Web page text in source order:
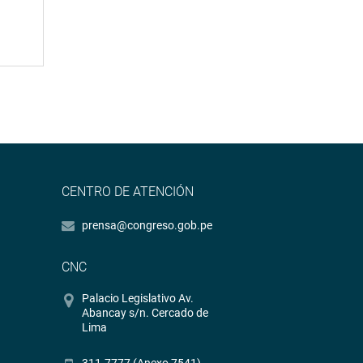
CENTRO DE ATENCIÓN
prensa@congreso.gob.pe
CNC
Palacio Legislativo Av.
Abancay s/n. Cercado de
Lima